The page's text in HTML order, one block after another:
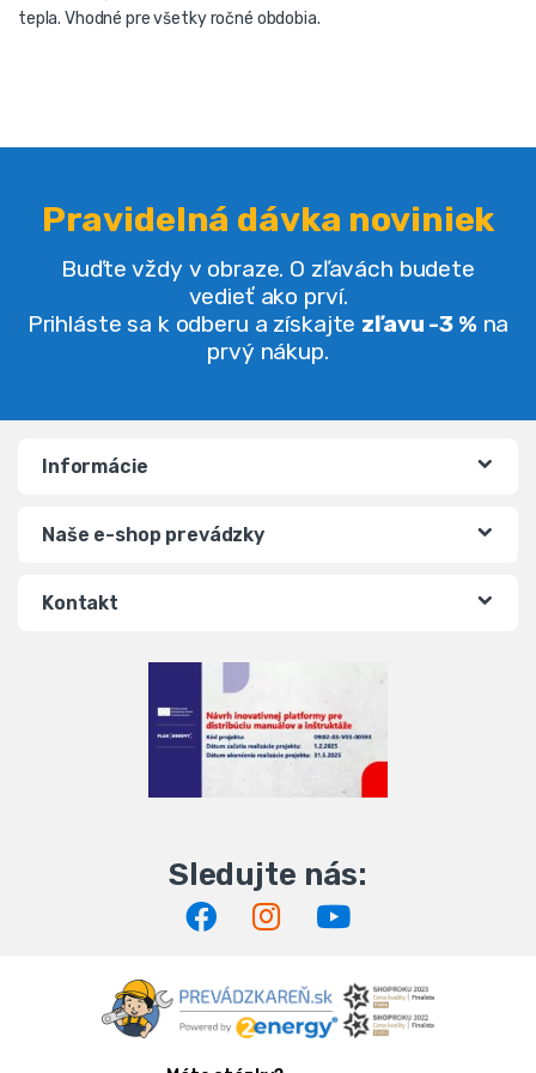
tepla. Vhodné pre všetky ročné obdobia.
Pravidelná dávka noviniek
Buďte vždy v obraze. O zľavách budete
vedieť ako prví.
Prihláste sa k odberu a získajte zľavu -3 % na
prvý nákup.
Informácie
Naše e-shop prevádzky
Kontakt